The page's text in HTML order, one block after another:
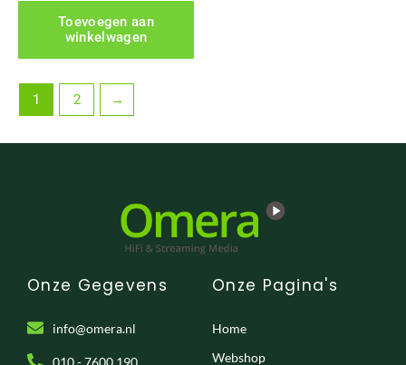
Toevoegen aan
winkelwagen
1 2 →
Onze Gegevens
info@omera.nl
010 - 7600 190
Onze Pagina's
Home
Webshop